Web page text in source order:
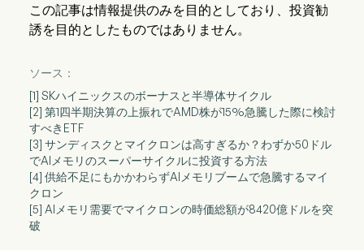
この記事は情報提供のみを目的としており、投資勧
誘を目的としたものではありません。
ソース：
[1] SKハイニックスのボーナスと半導体サイクル
[2] 第1四半期決算の上振れでAMD株が15%急騰した際に検討
すべきETF
[3] サンディスクとマイクロンは高すぎるか？わずか50ドル
でAIメモリのスーパーサイクルに投資する方法
[4] 供給不足にもかかわらずAIメモリブームで急騰するマイ
クロン
[5] AIメモリ需要でマイクロンの時価総額が8420億ドルを突
破